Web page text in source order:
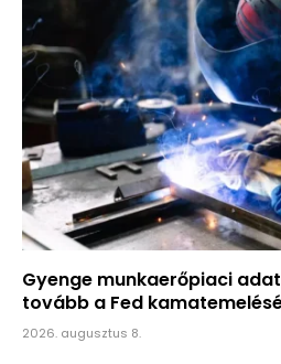
Gyenge munkaerőpiaci
tovább a Fed
2026. augusztus 8.